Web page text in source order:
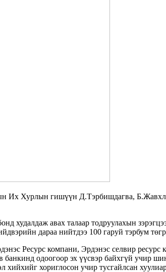
Их Хурлын гишүүн Д.Тэрбишдагва,
худалдаж авах талаар тодруулахын
дараа нийтдээ 100 гаруй тэрбум
Ресурс компани, Эрдэнэс селвир
банкинд одоогоор эх үүсвэр байхгүй
хийхийг хориглосон учир тусгайлсан